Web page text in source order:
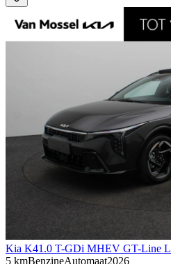
Kia K41.0 T-GDi MHEV GT-Line
5 kmBenzineAutomaat2026